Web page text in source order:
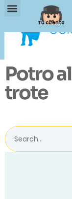
Tu cuenta
Potro al
trote